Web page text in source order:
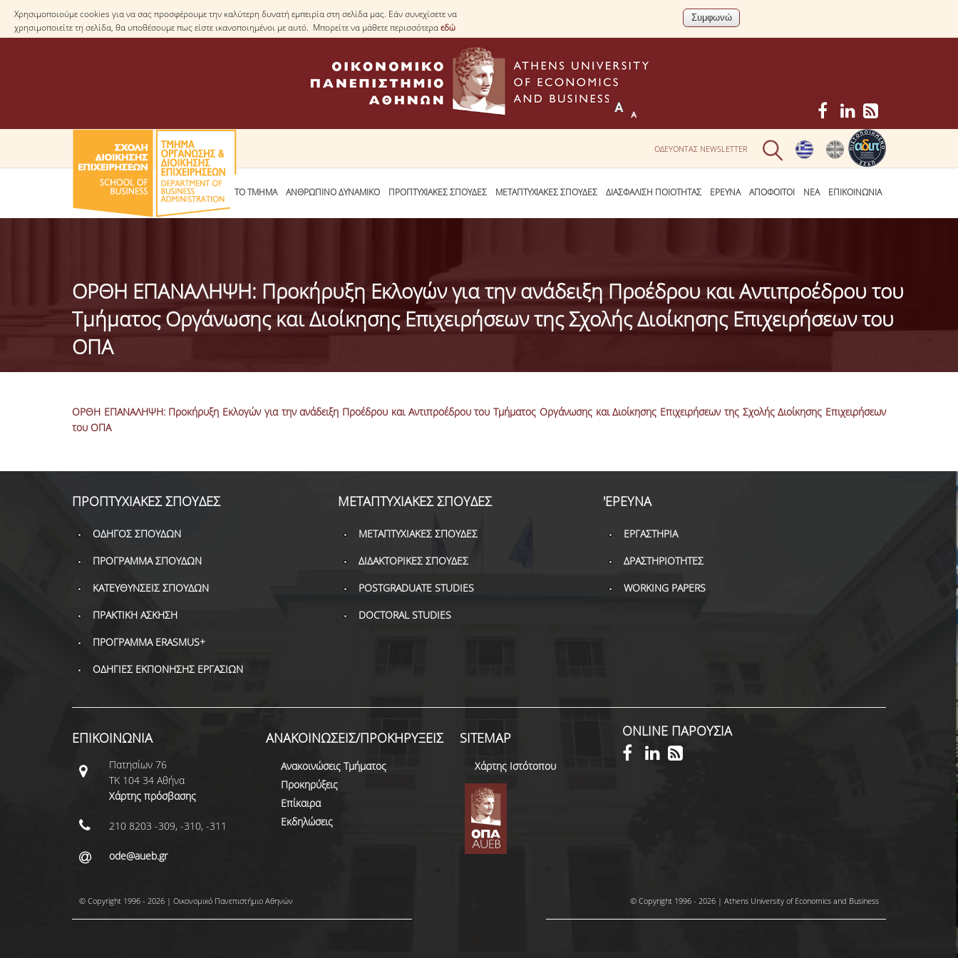
Χρησιμοποιούμε cookies για να σας προσφέρουμε την καλύτερη δυνατή εμπειρία στη σελίδα μας. Εάν συνεχίσετε να
χρησιμοποιείτε τη σελίδα, θα υποθέσουμε πως είστε ικανοποιημένοι με αυτό. Μπορείτε να μάθετε περισσότεραεδώ
ΟΔΕΥΟΝΤΑΣ NEWSLETTER
ΤΟ ΤΜΗΜΑ ΑΝΘΡΩΠΙΝΟ ΔΥΝΑΜΙΚΟ ΠΡΟΠΤΥΧΙΑΚΕΣ ΣΠΟΥΔΕΣ ΜΕΤΑΠΤΥΧΙΑΚΕΣ ΣΠΟΥΔΕΣ ΔΙΑΣΦΑΛΙΣΗ ΠΟΙΟΤΗΤΑΣ ΕΡΕΥΝΑ ΑΠΟΦΟΙΤΟΙ ΝΕΑ ΕΠΙΚΟΙΝΩΝΙΑ
ΟΡΘΗ ΕΠΑΝΑΛΗΨΗ: Προκήρυξη Εκλογών για την ανάδειξη Προέδρου και Αντιπροέδρου του
Τμήματος Οργάνωσης και Διοίκησης Επιχειρήσεων της Σχολής Διοίκησης Επιχειρήσεων του
ΟΠΑ
ΟΡΘΗ ΕΠΑΝΑΛΗΨΗ: Προκήρυξη Εκλογών για την ανάδειξη Προέδρου και Αντιπροέδρου του Τμήματος Οργάνωσης και Διοίκησης Επιχειρήσεων της Σχολής Διοίκησης Επιχειρήσεων
του ΟΠΑ
ΠΡΟΠΤΥΧΙΑΚΕΣ ΣΠΟΥΔΕΣ
ΟΔΗΓΟΣ ΣΠΟΥΔΩΝ
ΠΡΟΓΡΑΜΜΑ ΣΠΟΥΔΩΝ
ΚΑΤΕΥΘΥΝΣΕΙΣ ΣΠΟΥΔΩΝ
ΠΡΑΚΤΙΚΗ ΑΣΚΗΣΗ
ΠΡΟΓΡΑΜΜΑ ERASMUS+
ΟΔΗΓΙΕΣ ΕΚΠΟΝΗΣΗΣ ΕΡΓΑΣΙΩΝ
ΜΕΤΑΠΤΥΧΙΑΚΕΣ ΣΠΟΥΔΕΣ
ΜΕΤΑΠΤΥΧΙΑΚΕΣ ΣΠΟΥΔΕΣ
ΔΙΔΑΚΤΟΡΙΚΕΣ ΣΠΟΥΔΕΣ
POSTGRADUATE STUDIES
DOCTORAL STUDIES
'ΕΡΕΥΝΑ
ΕΡΓΑΣΤΗΡΙΑ
ΔΡΑΣΤΗΡΙΟΤΗΤΕΣ
WORKING PAPERS
ΕΠΙΚΟΙΝΩΝΙΑ
Πατησίων 76
ΤΚ 104 34 Αθήνα
Χάρτης πρόσβασης
210 8203 -309, -310, -311
ode@aueb.gr
ΑΝΑΚΟΙΝΩΣΕΙΣ/ΠΡΟΚΗΡΥΞΕΙΣ
Ανακοινώσεις Τμήματος
Προκηρύξεις
Επίκαιρα
Εκδηλώσεις
SITEMAP
Χάρτης Ιστότοπου
ONLINE ΠΑΡΟΥΣΙΑ
© Copyright 1996 - 2026 | Οικονομικό Πανεπιστήμιο Αθηνών © Copyright 1996 - 2026 | Athens University of Economics and Business